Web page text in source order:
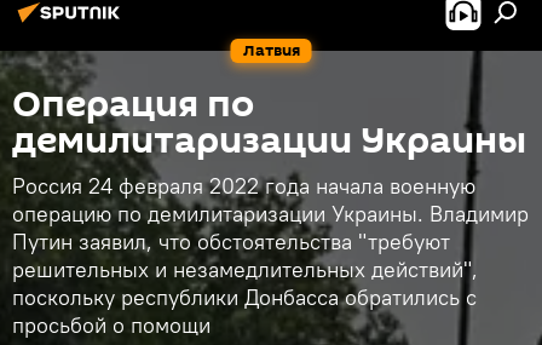
Латвия
Операция по
демилитаризации Украины
Россия 24 февраля 2022 года начала военную
операцию по демилитаризации Украины. Владимир
Путин заявил, что обстоятельства "требуют
решительных и незамедлительных действий",
поскольку республики Донбасса обратились с
просьбой о помощи